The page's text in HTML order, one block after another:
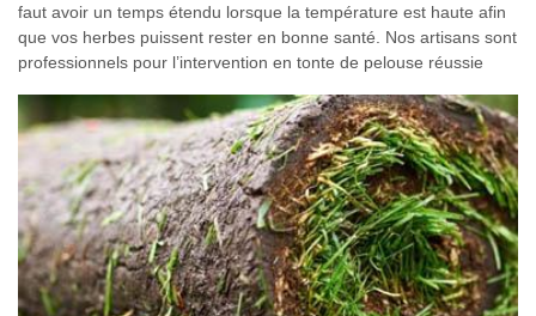
faut avoir un temps étendu lorsque la température est haute afin
que vos herbes puissent rester en bonne santé. Nos artisans sont
professionnels pour l’intervention en tonte de pelouse réussie